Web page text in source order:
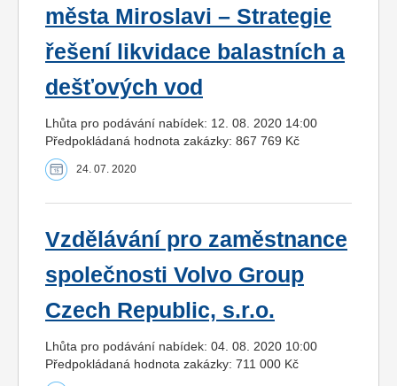
města Miroslavi – Strategie
řešení likvidace balastních a
dešťových vod
Lhůta pro podávání nabídek: 12. 08. 2020 14:00
Předpokládaná hodnota zakázky: 867 769 Kč
24. 07. 2020
Vzdělávání pro zaměstnance
společnosti Volvo Group
Czech Republic, s.r.o.
Lhůta pro podávání nabídek: 04. 08. 2020 10:00
Předpokládaná hodnota zakázky: 711 000 Kč